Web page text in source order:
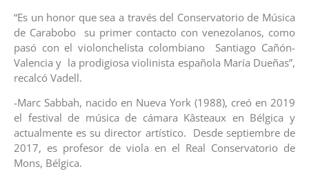
“Es un honor que sea a través del Conservatorio de Música
de Carabobo su primer contacto con venezolanos, como
pasó con el violonchelista colombiano Santiago Cañón-
Valencia y la prodigiosa violinista española María Dueñas”,
recalcó Vadell.
-Marc Sabbah, nacido en Nueva York (1988), creó en 2019
el festival de música de cámara Kâsteaux en Bélgica y
actualmente es su director artístico. Desde septiembre de
2017, es profesor de viola en el Real Conservatorio de
Mons, Bélgica.